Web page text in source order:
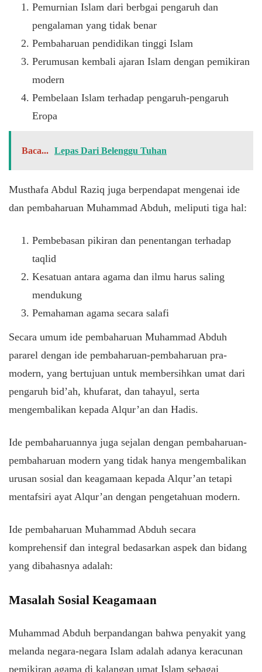
Pemurnian Islam dari berbgai pengaruh dan
pengalaman yang tidak benar
Pembaharuan pendidikan tinggi Islam
Perumusan kembali ajaran Islam dengan pemikiran
modern
Pembelaan Islam terhadap pengaruh-pengaruh
Eropa
Baca... Lepas Dari Belenggu Tuhan
Musthafa Abdul Raziq juga berpendapat mengenai ide
dan pembaharuan Muhammad Abduh, meliputi tiga hal:
Pembebasan pikiran dan penentangan terhadap
taqlid
Kesatuan antara agama dan ilmu harus saling
mendukung
Pemahaman agama secara salafi
Secara umum ide pembaharuan Muhammad Abduh
pararel dengan ide pembaharuan-pembaharuan pra-
modern, yang bertujuan untuk membersihkan umat dari
pengaruh bid’ah, khufarat, dan tahayul, serta
mengembalikan kepada Alqur’an dan Hadis.
Ide pembaharuannya juga sejalan dengan pembaharuan-
pembaharuan modern yang tidak hanya mengembalikan
urusan sosial dan keagamaan kepada Alqur’an tetapi
mentafsiri ayat Alqur’an dengan pengetahuan modern.
Ide pembaharuan Muhammad Abduh secara
komprehensif dan integral bedasarkan aspek dan bidang
yang dibahasnya adalah:
Masalah Sosial Keagamaan
Muhammad Abduh berpandangan bahwa penyakit yang
melanda negara-negara Islam adalah adanya keracunan
pemikiran agama di kalangan umat Islam sebagai